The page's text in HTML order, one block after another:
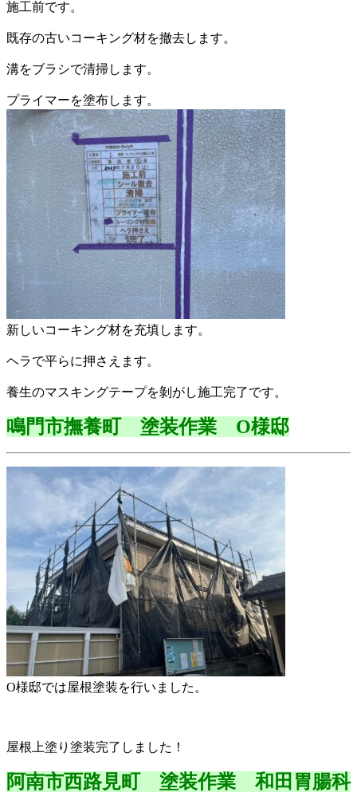
施工前です。
既存の古いコーキング材を撤去します。
溝をブラシで清掃します。
プライマーを塗布します。
新しいコーキング材を充填します。
ヘラで平らに押さえます。
養生のマスキングテープを剝がし施工完了です。
鳴門市撫養町 塗装作業 O様邸
O様邸では屋根塗装を行いました。
屋根上塗り塗装完了しました！
阿南市西路見町 塗装作業 和田胃腸科